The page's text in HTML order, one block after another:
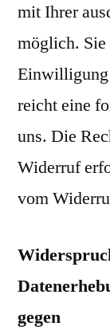
mit Ihrer
möglich. Sie
reicht eine
uns. Die
Widerruf
vom
gegen